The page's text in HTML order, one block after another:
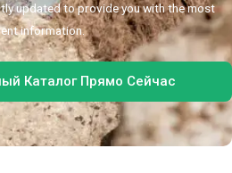
updated to provide you with the most
information.
Каталог Прямо Сейчас